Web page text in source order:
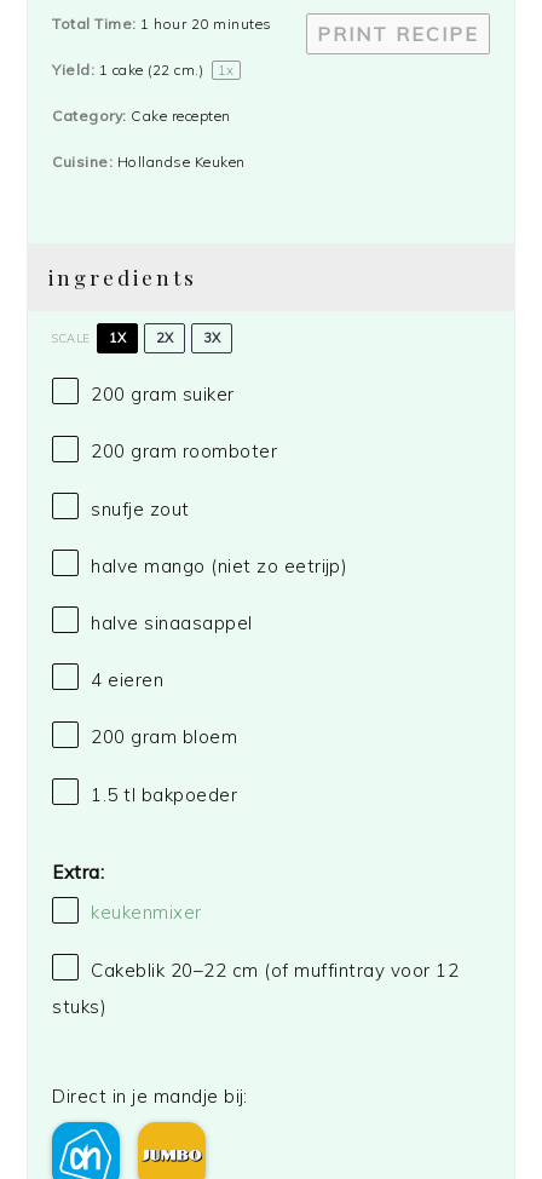
PRINT RECIPE
Total Time: 1 hour 20 minutes
Yield: 1 cake (22 cm.) 1x
Category: Cake recepten
Cuisine: Hollandse Keuken
ingredients
SCALE 1X 2X 3X
200 gram suiker
200 gram roomboter
snufje zout
halve mango (niet zo eetrijp)
halve sinaasappel
4 eieren
200 gram bloem
1.5 tl bakpoeder
Extra:
keukenmixer
Cakeblik 20–22 cm (of muffintray voor 12
stuks)
Direct in je mandje bij: